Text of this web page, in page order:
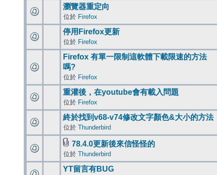
瀏覽器重定向
位於 Firefox
停用Firefox更新
位於 Firefox
Firefox 有單一限制這軟體下載限速的方法
嗎?
位於 Firefox
重灌後，在youtube會有載入問題
位於 Firefox
終於找到v68-v74修改文字顏色&大小的方法
位於 Thunderbird
78.4.0更新後來信怪怪的
位於 Thunderbird
YT留言有BUG